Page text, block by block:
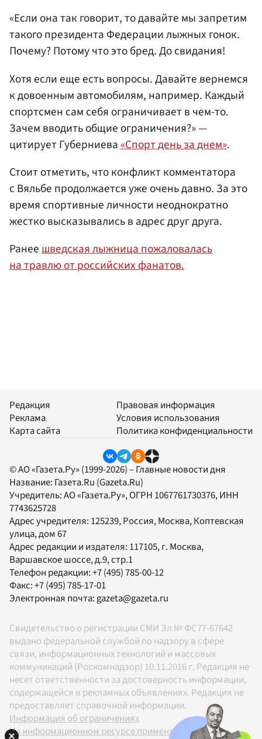
«Если она так говорит, то давайте мы запретим
такого президента Федерации лыжных гонок.
Почему? Потому что это бред. До свидания!
Хотя если еще есть вопросы. Давайте вернемся
к довоенным автомобилям, например. Каждый
спортсмен сам себя ограничивает в чем-то.
Зачем вводить общие ограничения?» —
цитирует Губерниева«Спорт день за днем».
Стоит отметить, что конфликт комментатора
с Вяльбе продолжается уже очень давно. За это
время спортивные личности неоднократно
жестко высказывались в адрес друг друга.
Ранеешведская лыжница пожаловалась
на травлю от российских фанатов.
Редакция
Реклама
Карта сайта
Правовая информация
Условия использования
Политика конфиденциальности
© АО «Газета.Ру» (1999-2026) – Главные новости дня
Название: Газета.Ru (Gazeta.Ru)
Учредитель:АО «Газета.Ру», ОГРН 1067761730376, ИНН
7743625728
Адрес учредителя: 125239, Россия, Москва, Коптевская
улица, дом 67
Адрес редакции и издателя: 117105, г. Москва,
Варшавское шоссе, д.9, стр.1
Телефон редакции:+7 (495) 785-00-12
Факс:+7 (495) 785-17-01
Электронная почта:gazeta@gazeta.ru
Свидетельство о регистрации СМИ Эл № ФС77-67642
выдано федеральной службой по надзору в сфере
связи, информационных технологий и массовых
коммуникаций (Роскомнадзор) 10.11.2016 г. Редакция не
несет ответственности за достоверность информации,
содержащейся в рекламных объявлениях. Редакция не
предоставляет справочной информации.
Информация об ограничениях
На информационном ресурсе применяются